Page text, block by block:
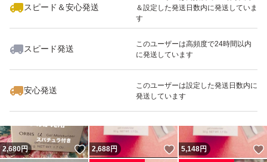
スピード＆安心発送
＆設定した発送日数内に発送していま
す
スピード発送
このユーザーは高頻度で24時間以内
に発送しています
安心発送
このユーザーは設定した発送日数内に
発送しています
いいね！
3,130
2,680円 いいね！
2,688円 いいね！
5,148円